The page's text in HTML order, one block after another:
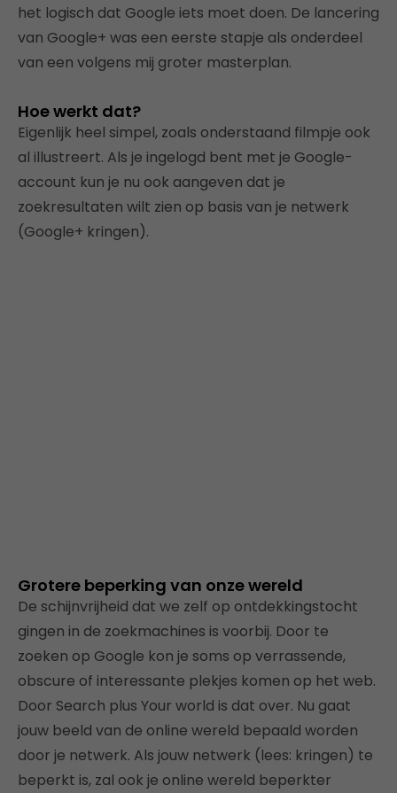
het logisch dat Google iets moet doen. De lancering
van Google+ was een eerste stapje als onderdeel
van een volgens mij groter masterplan.
Hoe werkt dat?
Eigenlijk heel simpel, zoals onderstaand filmpje ook
al illustreert. Als je ingelogd bent met je Google-
account kun je nu ook aangeven dat je
zoekresultaten wilt zien op basis van je netwerk
(Google+ kringen).
Grotere beperking van onze wereld
De schijnvrijheid dat we zelf op ontdekkingstocht
gingen in de zoekmachines is voorbij. Door te
zoeken op Google kon je soms op verrassende,
obscure of interessante plekjes komen op het web.
Door Search plus Your world is dat over. Nu gaat
jouw beeld van de online wereld bepaald worden
door je netwerk. Als jouw netwerk (lees: kringen) te
beperkt is, zal ook je online wereld beperkter